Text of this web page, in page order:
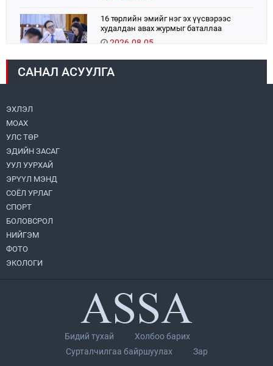
16 төрлийн эмийг нэг эх үүсвэрээс
худалдан авах журмыг баталлаа
2026.08.05
УИХ-ын дарга С.Бямбацогт:
Нийслэлийн Засаг дарга бөгөөд
Улаанбаатар хотын Захирагч
Б.Пүрэвдагва ХУД-ийн 12,13, 14-р
ажиллалаа
2026.08.04
Монгол Улс “COP17”-д “Тал хээрийн
САНАЛ АСУУЛГА
ЭХЛЭЛ
МОАХ
УЛС ТӨР
ЭДИЙН ЗАСАГ
УУЛ УУРХАЙ
ЭРҮҮЛ МЭНД
СОЁЛ УРЛАГ
СПОРТ
БОЛОВСРОЛ
НИЙГЭМ
ФОТО
ЭКОЛОГИ
Бидий тухай
Холбоо барих
Сурталчилгаа байршуулах
Зар